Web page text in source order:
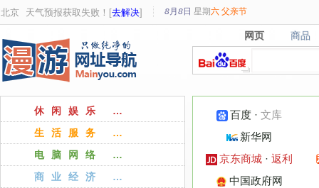
北京 天气预报获取失败！[去解决] 8月8日 星期六 父亲节
网页
网页 商品
商品
百度 ·文库
新华网
京东商城 ·返利
中国政府网
休闲娱乐 …
生活服务 …
电脑网络 …
商业经济 …